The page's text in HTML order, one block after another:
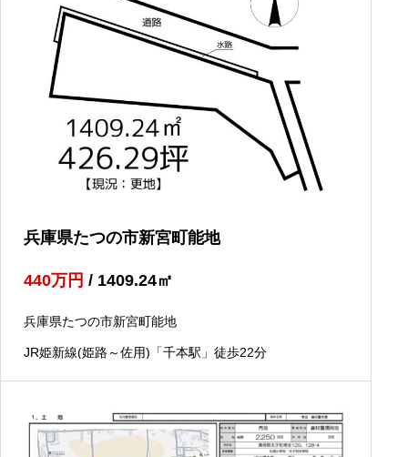
兵庫県たつの市新宮町能地
440万円 / 1409.24㎡
兵庫県たつの市新宮町能地
JR姫新線(姫路～佐用)「千本駅」徒歩22分